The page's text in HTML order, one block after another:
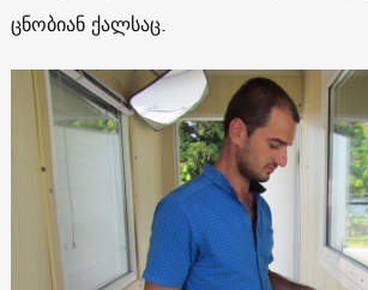
ცნობიან ქალსაც.